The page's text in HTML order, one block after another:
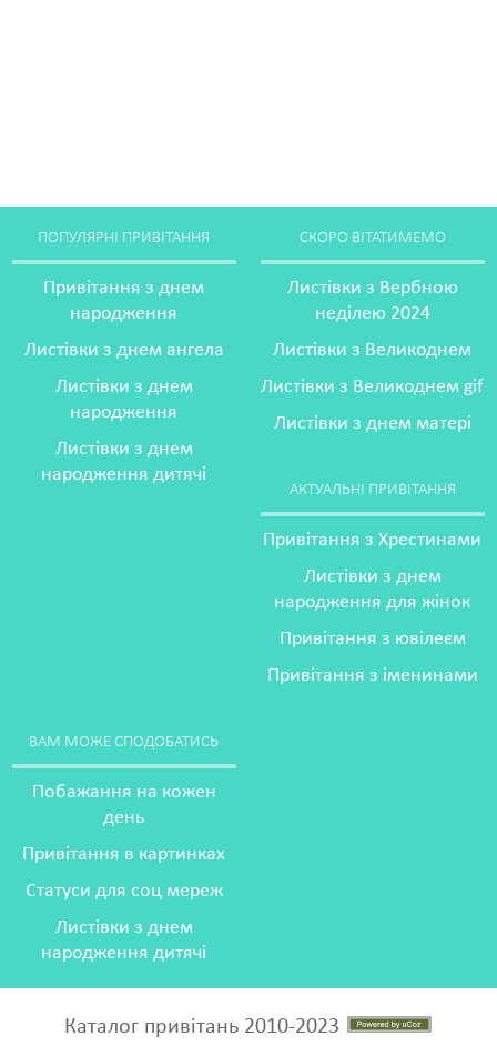
ПОПУЛЯРНІ ПРИВІТАННЯ
Привітання з днем
народження
Листівки з днем ангела
Листівки з днем
народження
Листівки з днем
народження дитячі
СКОРО ВІТАТИМЕМО
Листівки з Вербною
неділею 2024
Листівки з Великоднем
Листівки з Великоднем gif
Листівки з днем матері
АКТУАЛЬНІ ПРИВІТАННЯ
Привітання з Хрестинами
Листівки з днем
народження для жінок
Привітання з ювілеєм
Привітання з іменинами
ВАМ МОЖЕ СПОДОБАТИСЬ
Побажання на кожен
день
Привітання в картинках
Статуси для соц мереж
Листівки з днем
народження дитячі
Каталог привітань 2010-2023